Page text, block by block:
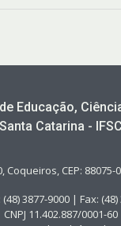
Educação,
Santa Catarina - IFSC
Coqueiros, CEP:
3877-9000 | Fax: (48)
CNPJ 11.402.887/0001-60